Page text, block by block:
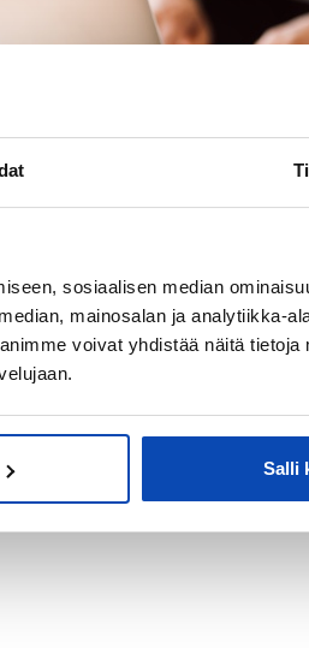
sosiaalisen median
mainosalan ja analytiikka-
voivat yhdistää näitä tietoja
Salli